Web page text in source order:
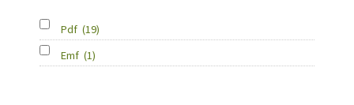
Pdf (19)
Emf (1)